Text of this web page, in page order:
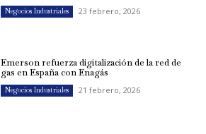
Negocios Industriales 23 febrero, 2026
Emerson refuerza digitalización de la red de
gas en España con Enagás
Negocios Industriales 21 febrero, 2026